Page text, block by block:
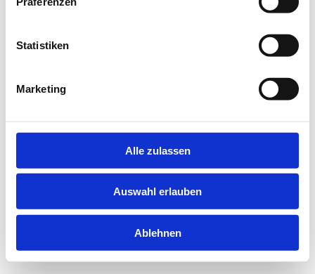
Statistiken
Marketing
Alle zulassen
Auswahl erlauben
Ablehnen